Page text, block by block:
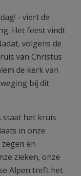
- viert de
Het feest vindt
volgens de
van Christus
de kerk van
bij dit
staat het kruis
in onze
en
zieken, onze
Alpen treft het